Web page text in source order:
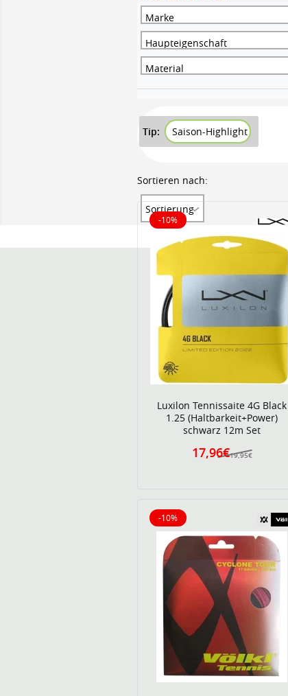
Marke
Haupteigenschaft
Material
Tip: Saison-Highlight
Sortieren nach:
Sortierung
Luxilon Tennissaite 4G Black
1.25 (Haltbarkeit+Power)
schwarz 12m Set
19,95€
17,96€
-10%
10% reduziert
-10%
10% reduziert